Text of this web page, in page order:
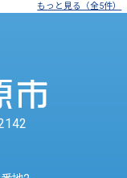
もっと見る（全5件）